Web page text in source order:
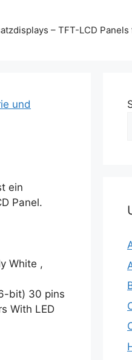
– TFT-LCD
und
ein
Panel.
White ,
bit) 30 pins
With LED